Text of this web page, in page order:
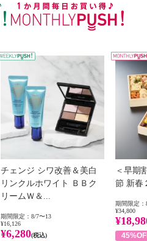
WEEKLY PUSH
チェンジ シワ改善＆美白
リンクルホワイト ＢＢク
リームＷ＆...
期間限定：8/7〜13
¥16,126
¥6,280(税込)
＜早期
節 新春
期間限定：
¥34,800